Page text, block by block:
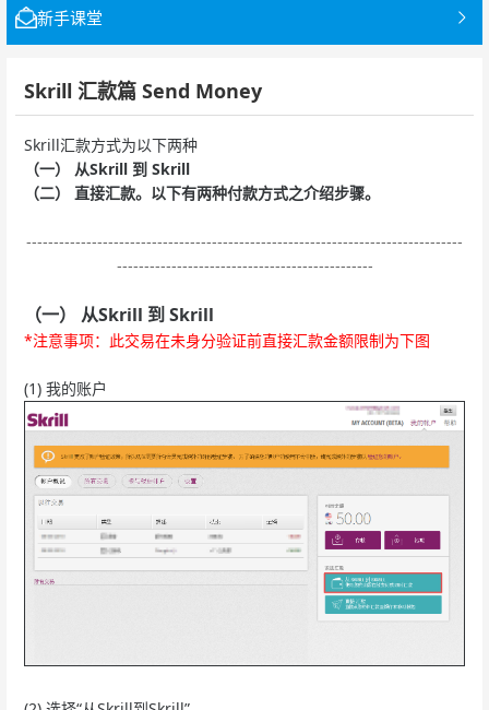
新手课堂
Skrill 汇款篇 Send Money
Skrill汇款方式为以下两种
（一） 从Skrill 到 Skrill
（二） 直接汇款。以下有两种付款方式之介绍步骤。
--------------------------------------------------------------------------------
-----------------------------------------------
（一） 从Skrill 到 Skrill
*注意事项：此交易在未身分验证前直接汇款金额限制为下图
(1) 我的账户